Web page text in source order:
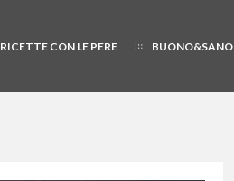
RICETTE CON LE PERE BUONO&SANO